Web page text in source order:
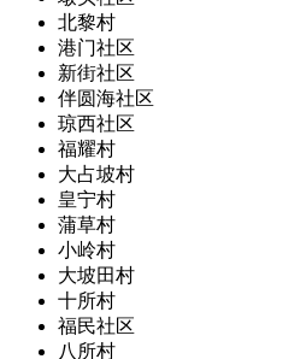
北黎村
港门社区
新街社区
伴圆海社区
琼西社区
福耀村
大占坡村
皇宁村
蒲草村
小岭村
大坡田村
十所村
福民社区
八所村